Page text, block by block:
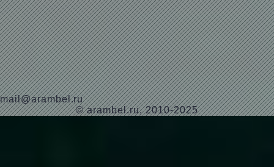
mail@arambel.ru
© arambel.ru, 2010-2025